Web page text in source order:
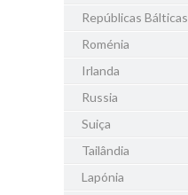
Repúblicas Bálticas
Roménia
Irlanda
Russia
Suiça
Tailândia
Lapónia